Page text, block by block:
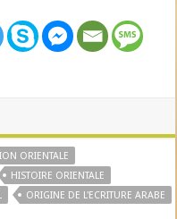
ORIENTALE
HISTOIRE ORIENTALE
ORIGINE DE L'ECRITURE ARABE